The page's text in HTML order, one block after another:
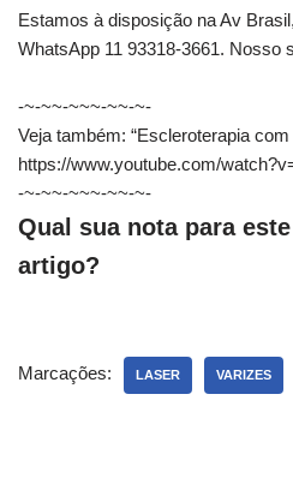
Estamos à disposição na Av
WhatsApp 11 93318-3661. Nosso
-~-~~-~~~-~~-~-
Veja também: “Escleroterapia
https://www.youtube.com/
-~-~~-~~~-~~-~-
Qual sua nota para este
artigo?
Marcações: LASER VARIZES